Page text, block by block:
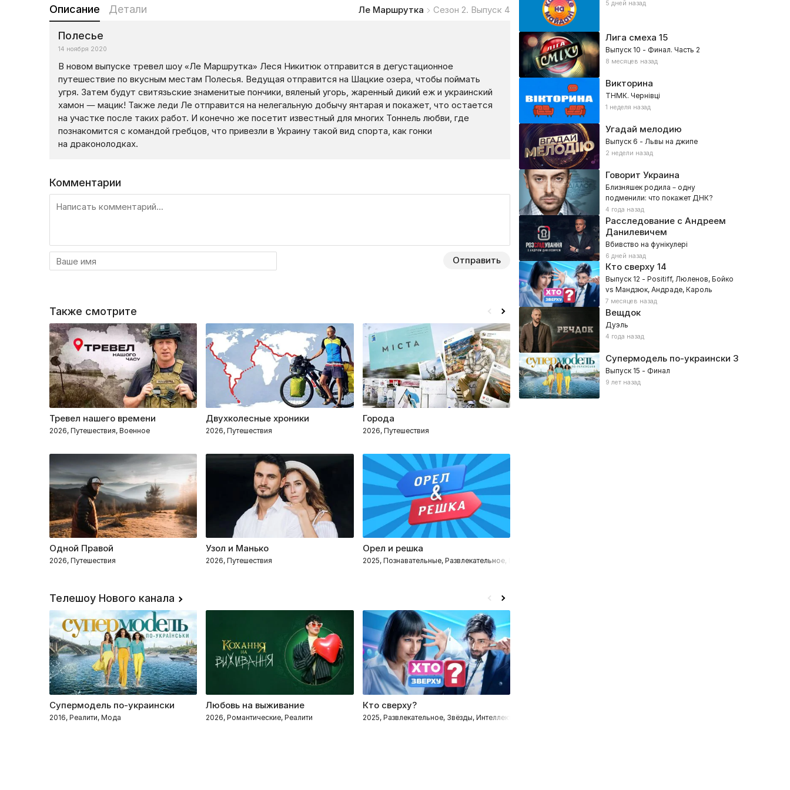
Описание Детали Ле Маршрутка Сезон 2. Выпуск 4
Полесье
14 ноября 2020
В новом выпуске тревел шоу «Ле Маршрутка» Леся Никитюк отправится в дегустационное
путешествие по вкусным местам Полесья. Ведущая отправится на Шацкие озера, чтобы поймать
угря. Затем будут свитязьские знаменитые пончики, вяленый угорь, жаренный дикий еж и украинский
хамон — мацик! Также леди Ле отправится на нелегальную добычу янтарая и покажет, что остается
на участке после таких работ. И конечно же посетит известный для многих Тоннель любви, где
познакомится с командой гребцов, что привезли в Украину такой вид спорта, как гонки
на драконолодках.
Комментарии
Отправить
5 дней назад
Лига смеха 15
Выпуск 10 - Финал. Часть 2
8 месяцев назад
Викторина
ТНМК. Чернівці
1 неделя назад
Угадай мелодию
Выпуск 6 - Львы на джипе
2 недели назад
Говорит Украина
Близняшек родила – одну
подменили: что покажет ДНК?
4 года назад
Расследование с Андреем
Данилевичем
Вбивство на фунікулері
6 дней назад
Кто сверху14
Выпуск 12 - Positiff, Люленов, Бойко
vs Мандзюк, Андраде, Кароль
7 месяцев назад
Вещдок
Дуэль
4 года назад
Супермодель по-украински 3
Выпуск 15 - Финал
9 лет назад
Также смотрите
Тревел нашего времени
2026, Путешествия, Военное
Двухколесные хроники
2026, Путешествия
Города
2026, Путешествия
Одной Правой
2026, Путешествия
Узол и Манько
2026, Путешествия
Орел и решка
2025, Познавательные, Развлекательное, Путешествия
Телешоу Нового канала
Супермодель по-украински
2016, Реалити, Мода
Любовь на выживание
2026, Романтические, Реалити
Кто сверху?
2025, Развлекательное, Звёзды, Интеллектуальное